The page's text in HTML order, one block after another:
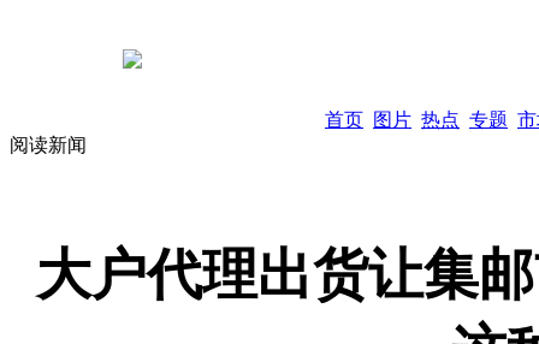
首页 图片 热点 专题
阅读新闻
大户代理出货让集